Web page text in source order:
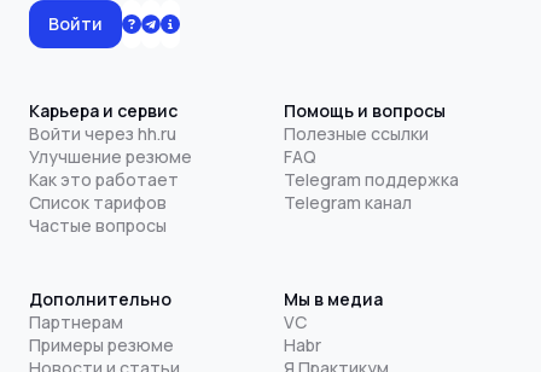
Войти
Карьера и сервис
Войти через hh.ru
Улучшение резюме
Как это работает
Список тарифов
Частые вопросы
Помощь и вопросы
Полезные ссылки
FAQ
Telegram поддержка
Telegram канал
Дополнительно
Партнерам
Примеры резюме
Мы в медиа
VC
Habr